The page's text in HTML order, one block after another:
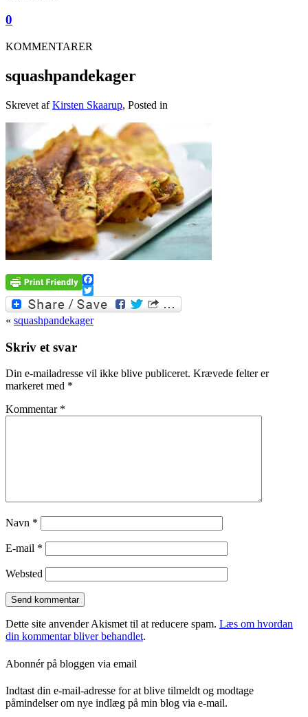
0
KOMMENTARER
squashpandekager
Skrevet afKirsten Skaarup, Posted in
Facebook
Twitter
« squashpandekager
Skriv et svar
Din e-mailadresse vil ikke blive publiceret. Krævede felter er
markeret med *
Kommentar *
Navn *
E-mail *
Websted
Dette site anvender Akismet til at reducere spam. Læs om hvordan
din kommentar bliver behandlet.
Abonnér på bloggen via email
Indtast din e-mail-adresse for at blive tilmeldt og modtage
påmindelser om nye indlæg på min blog via e-mail.